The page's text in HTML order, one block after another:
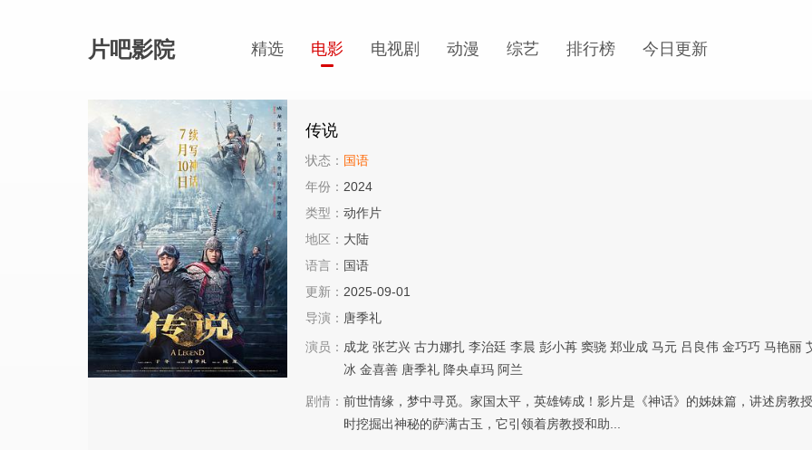
片吧影院 精选 电影 电视剧 动漫 综艺 排行榜 今日更新
传说
状态： 国语
年份： 2024
类型： 动作片
地区： 大陆
语言： 国语
更新： 2025-09-01
导演： 唐季礼
演员： 成龙 张艺兴 古力娜扎 李治廷 李晨 彭小苒 窦骁 郑业成 马元 吕良伟 金巧巧 马艳丽
冰 金喜善 唐季礼 降央卓玛 阿兰
剧情： 前世情缘，梦中寻觅。家国太平，英雄铸成！影片是《神话》的姊妹篇，讲述房教
时挖掘出神秘的萨满古玉，它引领着房教授和助...